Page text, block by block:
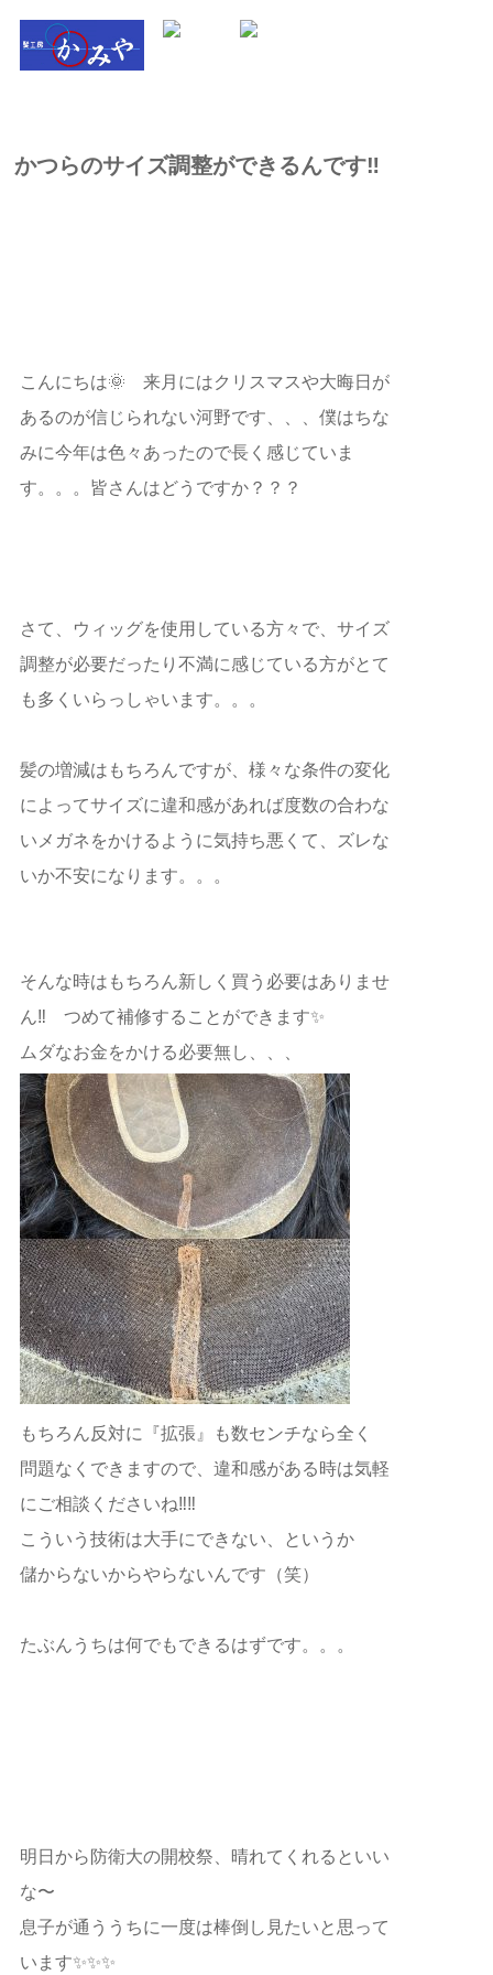
かつらのサイズ調整ができるんです‼️
こんにちは🌞 来月にはクリスマスや大晦日が
あるのが信じられない河野です、、、僕はちな
みに今年は色々あったので長く感じていま
す。。。皆さんはどうですか？？？
さて、ウィッグを使用している方々で、サイズ
調整が必要だったり不満に感じている方がとて
も多くいらっしゃいます。。。
髪の増減はもちろんですが、様々な条件の変化
によってサイズに違和感があれば度数の合わな
いメガネをかけるように気持ち悪くて、ズレな
いか不安になります。。。
そんな時はもちろん新しく買う必要はありませ
ん‼️ つめて補修することができます✨
ムダなお金をかける必要無し、、、
もちろん反対に『拡張』も数センチなら全く
問題なくできますので、違和感がある時は気軽
にご相談くださいね‼️‼️
こういう技術は大手にできない、というか
儲からないからやらないんです（笑）
たぶんうちは何でもできるはずです。。。
明日から防衛大の開校祭、晴れてくれるといい
な〜
息子が通ううちに一度は棒倒し見たいと思って
います✨✨✨